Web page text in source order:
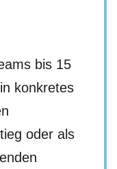
bis 15
konkretes
oder als